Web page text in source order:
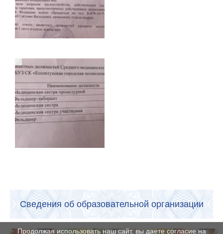
Сведения об образовательной организации
Продолжая использовать наш сайт, вы даете согласие на